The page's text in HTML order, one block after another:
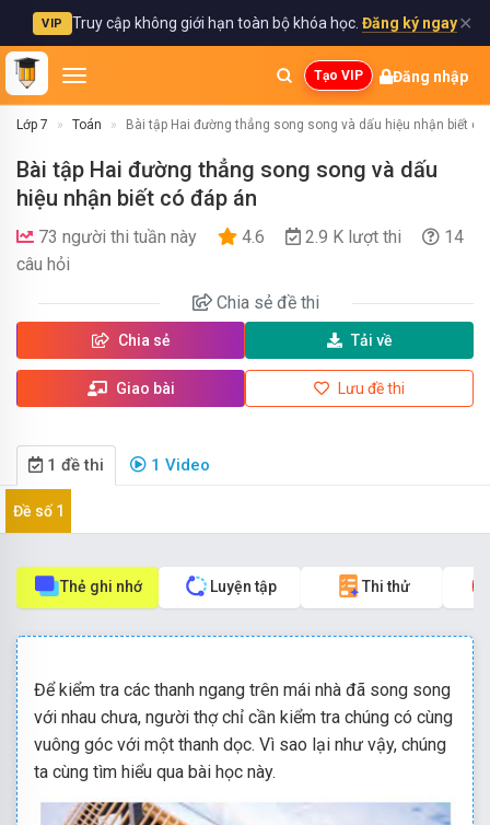
VIP Truy cập không giới hạn toàn bộ khóa học. Đăng ký ngay✕
Tạo VIP Đăng nhập
Lớp 7 Toán Bài tập Hai đường thẳng song song và dấu hiệu nhận biết có
Bài tập Hai đường thẳng song song và dấu
hiệu nhận biết có đáp án
73 người thi tuần này 4.6 2.9 K lượt thi
14
câu hỏi
Chia sẻ đề thi
Chia sẻ
Giao bài
Tải về
Lưu đề thi
1 đề thi 1 Video
Đề số 1
Thẻ ghi nhớ Luyện tập Thi thử
Để kiểm tra các thanh ngang trên mái nhà đã song song
với nhau chưa, người thợ chỉ cần kiểm tra chúng có cùng
vuông góc với một thanh dọc. Vì sao lại như vậy, chúng
ta cùng tìm hiểu qua bài học này.